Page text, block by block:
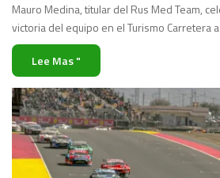
Mauro Medina, titular del Rus Med Team,
victoria del equipo en el Turismo Carretera
Lee Mas "